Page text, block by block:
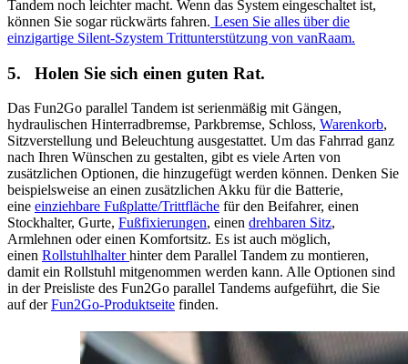
Tandem noch leichter macht. Wenn das System eingeschaltet ist,
können Sie sogar rückwärts fahren. Lesen Sie alles über die
einzigartige Silent-Szystem Trittunterstützung von vanRaam.
5. Holen Sie sich einen guten Rat.
Das Fun2Go parallel Tandem ist serienmäßig mit Gängen,
hydraulischen Hinterradbremse, Parkbremse, Schloss, Warenkorb,
Sitzverstellung und Beleuchtung ausgestattet. Um das Fahrrad ganz
nach Ihren Wünschen zu gestalten, gibt es viele Arten von
zusätzlichen Optionen, die hinzugefügt werden können. Denken Sie
beispielsweise an einen zusätzlichen Akku für die Batterie,
eine einziehbare Fußplatte/Trittfläche für den Beifahrer, einen
Stockhalter, Gurte, Fußfixierungen, einen drehbaren Sitz,
Armlehnen oder einen Komfortsitz. Es ist auch möglich,
einen Rollstuhlhalterhinter dem Parallel Tandem zu montieren,
damit ein Rollstuhl mitgenommen werden kann. Alle Optionen sind
in der Preisliste des Fun2Go parallel Tandems aufgeführt, die Sie
auf derFun2Go-Produktseite finden.